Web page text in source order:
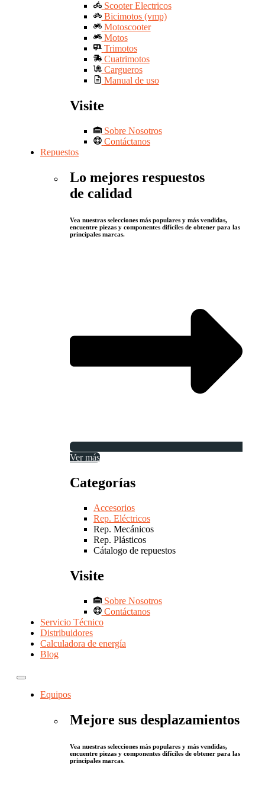
Scooter Electricos
Bicimotos (vmp)
Motoscooter
Motos
Trimotos
Cuatrimotos
Cargueros
Manual de uso
Visite
Sobre Nosotros
Contáctanos
Repuestos
Lo mejores respuestos
de calidad
Vea nuestras selecciones más populares y más vendidas,
encuentre piezas y componentes difíciles de obtener para las
principales marcas.
Ver más
Categorías
Accesorios
Rep. Eléctricos
Rep. Mecánicos
Rep. Plásticos
Cátalogo de repuestos
Visite
Sobre Nosotros
Contáctanos
Servicio Técnico
Distribuidores
Calculadora de energía
Blog
Equipos
Mejore sus desplazamientos
Vea nuestras selecciones más populares y más vendidas,
encuentre piezas y componentes difíciles de obtener para las
principales marcas.